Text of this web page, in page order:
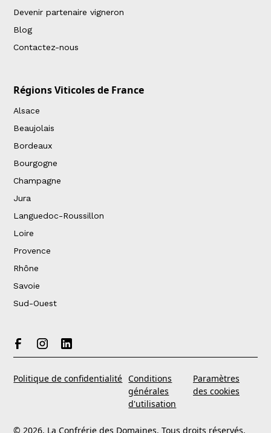
Devenir partenaire vigneron
Blog
Contactez-nous
Régions Viticoles de France
Alsace
Beaujolais
Bordeaux
Bourgogne
Champagne
Jura
Languedoc-Roussillon
Loire
Provence
Rhône
Savoie
Sud-Ouest
© 2026, La Confrérie des Domaines. Tous droits réservés.
Politique de confidentialité Conditions
générales
d'utilisation
Paramètres
des cookies